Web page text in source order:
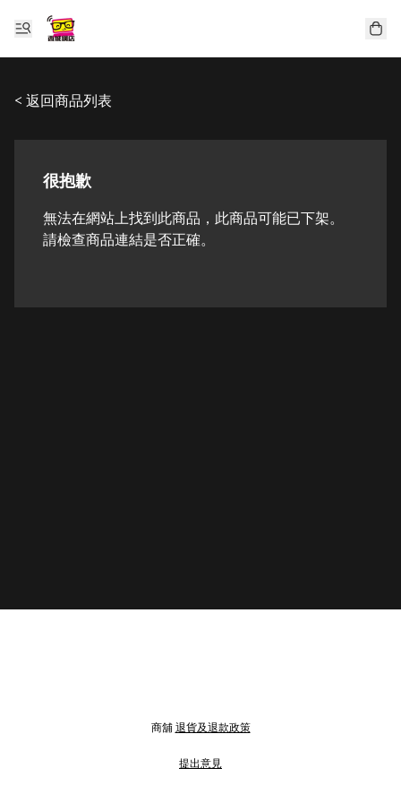
< 返回商品列表
很抱歉
無法在網站上找到此商品，此商品可能已下架。
請檢查商品連結是否正確。
商舖退貨及退款政策
提出意見